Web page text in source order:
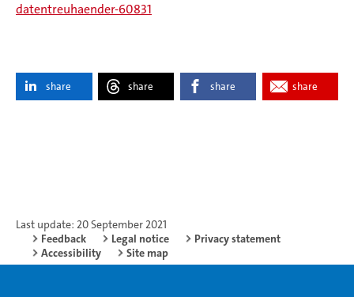
datentreuhaender-60831
share share share share
Last update: 20 September 2021
Feedback
Legal notice
Privacy statement
Accessibility
Site map